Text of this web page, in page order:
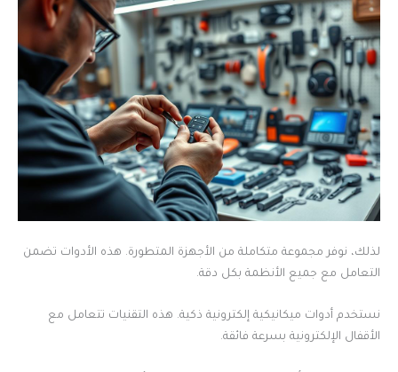
لذلك، نوفر مجموعة متكاملة من الأجهزة المتطورة. هذه الأدوات تضمن
التعامل مع جميع الأنظمة بكل دقة.
نستخدم أدوات ميكانيكية إلكترونية ذكية. هذه التقنيات تتعامل مع
الأقفال الإلكترونية بسرعة فائقة.